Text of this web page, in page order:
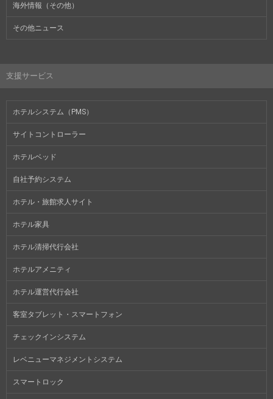
海外情報（その他）
その他ニュース
支援サービス
ホテルシステム（PMS）
サイトコントローラー
ホテルベッド
自社予約システム
ホテル・旅館求人サイト
ホテル家具
ホテル清掃代行会社
ホテルアメニティ
ホテル運営代行会社
客室タブレット・スマートフォン
チェックインシステム
レベニューマネジメントシステム
スマートロック